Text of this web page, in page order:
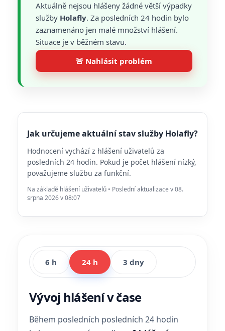
Aktuálně nejsou hlášeny žádné větší výpadky
služby Holafly. Za posledních 24 hodin bylo
zaznamenáno jen malé množství hlášení.
Situace je v běžném stavu.
🚨 Nahlásit problém
Jak určujeme aktuální stav služby Holafly?
Hodnocení vychází z hlášení uživatelů za
posledních 24 hodin. Pokud je počet hlášení nízký,
považujeme službu za funkční.
Na základě hlášení uživatelů • Poslední aktualizace v 08.
srpna 2026 v 08:07
6 h 24 h 3 dny
Vývoj hlášení v čase
Během posledních posledních 24 hodin